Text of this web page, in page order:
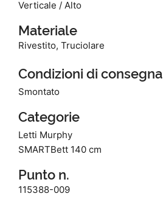
Verticale / Alto
Materiale
Rivestito, Truciolare
Condizioni di consegna
Smontato
Categorie
Letti Murphy
SMARTBett 140 cm
Punto n.
115388-009